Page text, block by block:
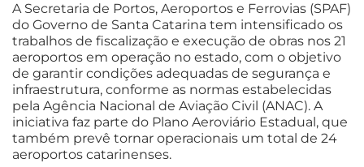
A Secretaria de Portos, Aeroportos e Ferrovias (SPAF)
do Governo de Santa Catarina tem intensificado os
trabalhos de fiscalização e execução de obras nos 21
aeroportos em operação no estado, com o objetivo
de garantir condições adequadas de segurança e
infraestrutura, conforme as normas estabelecidas
pela Agência Nacional de Aviação Civil (ANAC). A
iniciativa faz parte do Plano Aeroviário Estadual, que
também prevê tornar operacionais um total de 24
aeroportos catarinenses.